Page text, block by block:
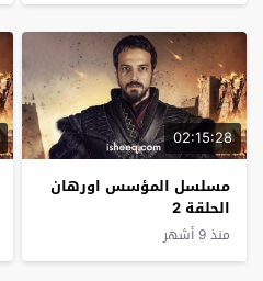
02:15:28
مسلسل المؤسس اورهان
الحلقة 2
منذ 9 أشهر